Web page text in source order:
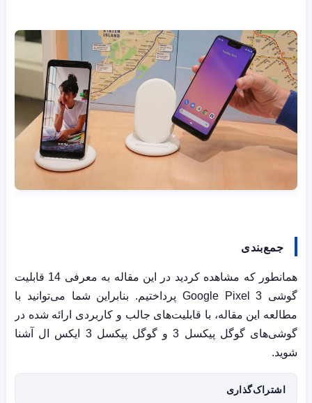
جمع‌بندی
همانطور که مشاهده کردید در این مقاله به معرفی 14 قابلیت
گوشی Google Pixel 3 پرداختیم. بنابراین شما می‌توانید با
مطالعه این مقاله، با قابلیت‌های جالب و کاربردی ارائه شده در
گوشی‌های گوگل پیکسل 3 و گوگل پیکسل 3 ایکس ال آشنا
شوید.
اشتراک‌گذاری